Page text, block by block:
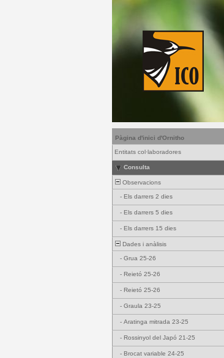
Pàgina d'inici d'Ornitho
Entitats col·laboradores
Consulta
Observacions
- Els darrers 2 dies
- Els darrers 5 dies
- Els darrers 15 dies
Dades i anàlisis
- Grua 25-26
- Reietó 25-26
- Reietó 25-26
- Graula 23-25
- Aratinga mitrada 23-25
- Rossinyol del Japó 21-25
- Brocat variable 24-25